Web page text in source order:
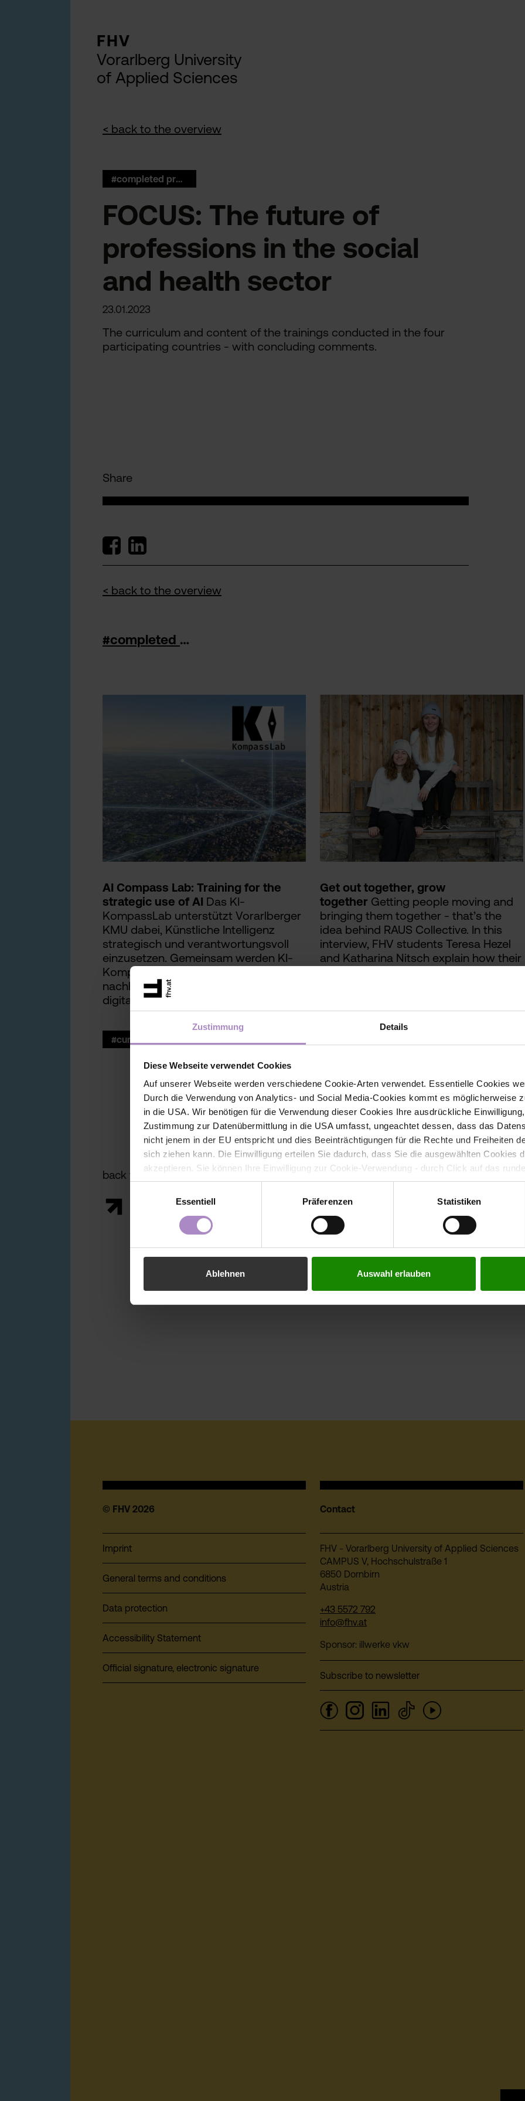
Zustimmung Details
Diese Webseite verwendet Cookies
Auf unserer Webseite werden verschiedene Cookie-Arten verwendet. Essentielle Cookies
Durch die Verwendung von Analytics- und Social Media-Cookies kommt es möglicherweise
in die USA. Wir benötigen für die Verwendung dieser Cookies Ihre ausdrückliche
Zustimmung zur Datenübermittlung in die USA umfasst, ungeachtet dessen, dass das
nicht jenem in der EU entspricht und dies Beeinträchtigungen für die Rechte und Freiheiten
sich ziehen kann. Die Einwilligung erteilen Sie dadurch, dass Sie die ausgewählten Cookies
akzeptieren. Sie können Ihre Einwilligung zur Cookie-Verwendung - durch Click auf das
der Webseite - jederzeit widerrufen. Durch den Widerruf der Einwilligung wird die
Einwilligung bis zum Widerruf erfolgten Verarbeitung nicht berührt. Weitere Informationen
Essentiell
Präferenzen Statistiken
Ablehnen Auswahl erlauben
FHV
Vorarlberg University
of Applied Sciences
< back to the overview
#completed projects Emp.Soz.
FOCUS: The future of
professions in the social
and health sector
23.01.2023
The curriculum and content of the trainings conducted in the four
participating countries - with concluding comments.
Share
< back to the overview
#completed projects Emp.Soz.
AI Compass Lab: Training for the
strategic use of AI Das KI-
KompassLab unterstützt Vorarlberger
KMU dabei, Künstliche Intelligenz
strategisch und verantwortungsvoll
einzusetzen. Gemeinsam werden KI-
Kompetenzen aufgebaut und
nachhaltige KI-Strategien für die
digitale Zukunft entwickelt.
Get out together, grow
together Getting people moving and
bringing them together - that’s the
idea behind RAUS Collective. In this
interview, FHV students Teresa Hezel
and Katharina Nitsch explain how their
important than peak athletic
performance.
#economy
#startupvorarlberg
back to the overview
© FHV 2026
Imprint
General terms and conditions
Data protection
Accessibility Statement
Official signature, electronic signature
Contact
FHV - Vorarlberg University of Applied Sciences
CAMPUS V, Hochschulstraße 1
6850 Dornbirn
Austria
+43 5572 792
info@fhv.at
Sponsor: illwerke vkw
Subscribe to newsletter